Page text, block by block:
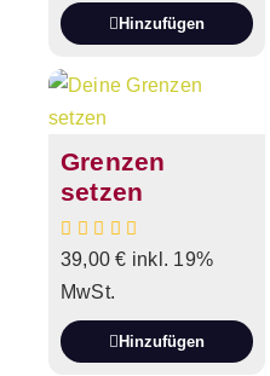
Hinzufügen
Grenzen
setzen
39,00€ inkl. 19%
MwSt.
Hinzufügen